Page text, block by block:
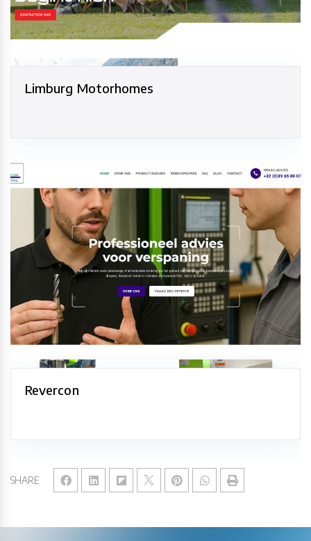
SHARE
Limburg Motorhomes
Revercon